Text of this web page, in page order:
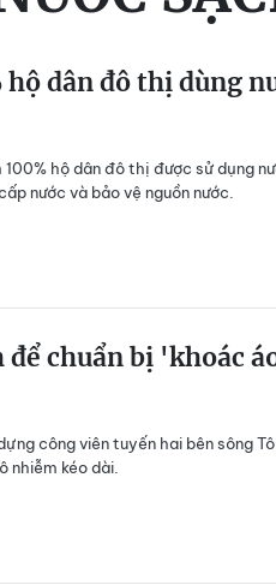
dân đô thị dùng
hộ dân đô thị được sử dụng
nước và bảo vệ nguồn nước.
để chuẩn bị 'khoác
công viên tuyến hai bên sông
nhiễm kéo dài.